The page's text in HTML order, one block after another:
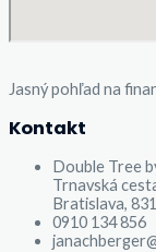
Jasný pohľad na
Kontakt
Double Tree
Trnavská
Bratislava,
0910 134 856